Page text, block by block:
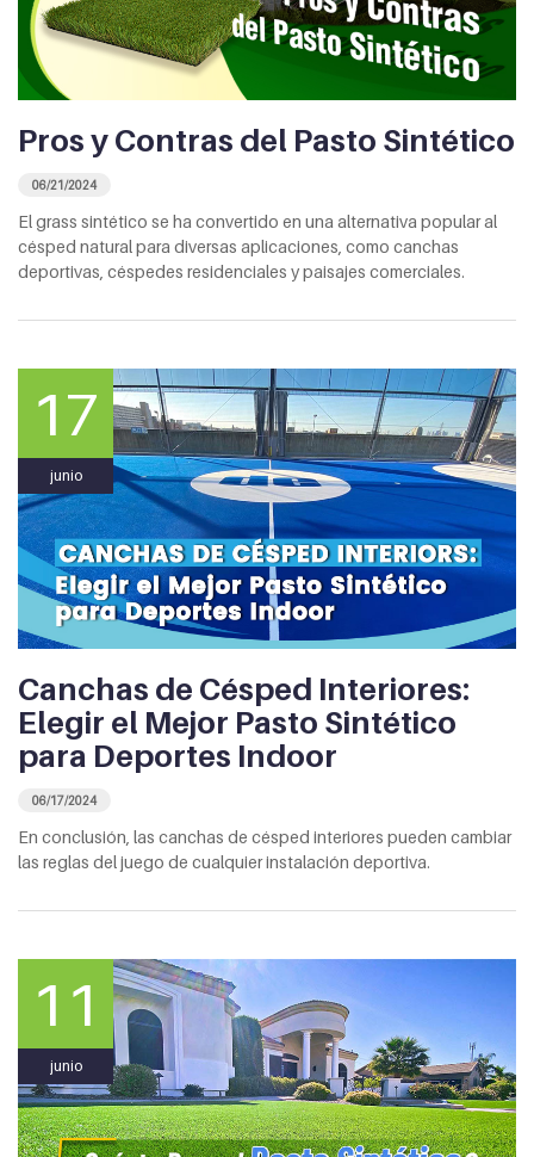
Pros y Contras del Pasto Sintético
06/21/2024
El grass sintético se ha convertido en una alternativa popular al
césped natural para diversas aplicaciones, como canchas
deportivas, céspedes residenciales y paisajes comerciales.
17
junio
Canchas de Césped Interiores:
Elegir el Mejor Pasto Sintético
para Deportes Indoor
06/17/2024
En conclusión, las canchas de césped interiores pueden cambiar
las reglas del juego de cualquier instalación deportiva.
11
junio